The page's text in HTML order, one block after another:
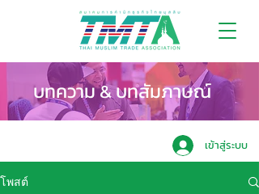
บทความ & บทสัมภาษณ์
เข้าสู่ระบบ
โพสต์